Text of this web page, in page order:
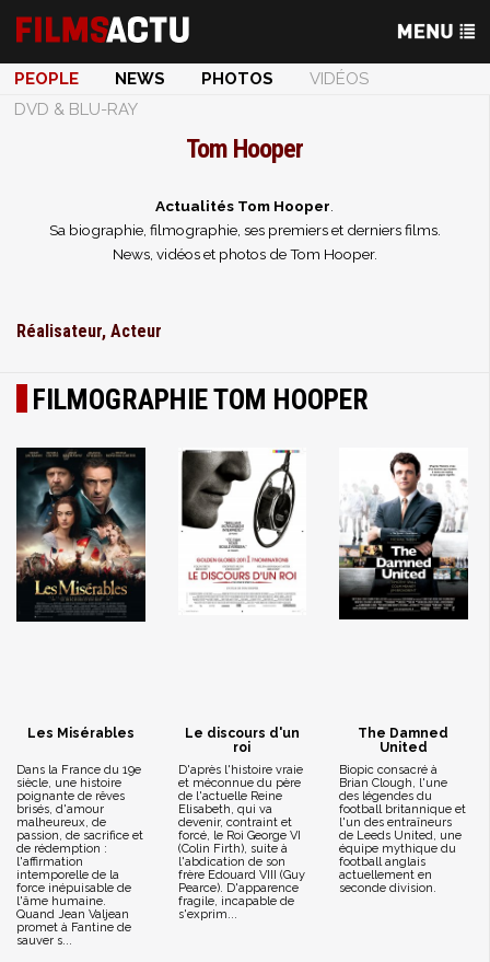
PEOPLE NEWS PHOTOS
VIDÉOS
DVD & BLU-RAY
Tom Hooper
Actualités Tom Hooper
Sa biographie, filmographie, ses premiers et derniers films.
News, vidéos et photos de Tom Hooper.
Réalisateur, Acteur
FILMOGRAPHIE TOM HOOPER
Les Misérables
Dans la France du 19e
siècle, une histoire
poignante de rêves
brisés, d'amour
malheureux, de
passion, de sacrifice et
de rédemption :
l'affirmation
intemporelle de la
force inépuisable de
l'âme humaine.
Quand Jean Valjean
promet à Fantine de
sauver s...
Le discours d'un
roi
D'après l'histoire vraie
et méconnue du père
de l'actuelle Reine
Elisabeth, qui va
devenir, contraint et
forcé, le Roi George VI
(Colin Firth), suite à
l'abdication de son
frère Edouard VIII (Guy
Pearce). D'apparence
fragile, incapable de
s'exprim...
The Damned
United
Biopic consacré à
Brian Clough, l'une
des légendes du
football britannique et
l'un des entraîneurs
de Leeds United, une
équipe mythique du
football anglais
actuellement en
seconde division.